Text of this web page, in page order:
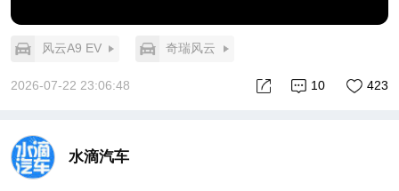
风云A9 EV 奇瑞风云
2026-07-22 23:06:48 423
10
水滴汽车